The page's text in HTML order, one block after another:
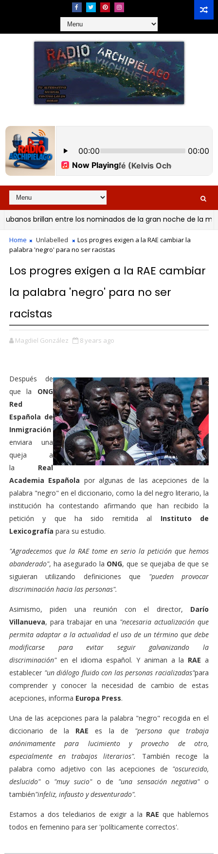
brillan entre los nominados de la gran noche de la
Home Unlabelled
Los progres exigen a la RAE cambiar la
palabra 'negro' para no ser racistas
Los progres exigen a la RAE cambiar
la palabra 'negro' para no ser
racistas
Magdiel González 8 years ago
Después de
que la ONG
Red
Española de
Inmigración
enviara una
queja a
la Real
Academia Española por algunas de las acepciones de la
palabra "negro" en el diccionario, como la del negro literario, la
institución ha contestando afirmando que han recibido la
petición y que ha sido remitida al Instituto de
Lexicografía para su estudio.
"Agradecemos que la RAE tome en serio la petición que hemos
abanderado", ha asegurado la ONG, que se quejaba de que se
siguieran utilizando definiciones que "pueden provocar
discriminación hacia las personas".
Asimismo, piden una reunión con el director, Darío
Villanueva, para trabajar en una "necesaria actualización que
permita adaptar a la actualidad el uso de un término que debe
modificarse para evitar seguir galvanizando la
discriminación"en el idioma español. Y animan a la RAE a
establecer "un diálogo fluido con las personas racializadas"para
comprender y conocer la necesidad de cambio de estas
acepciones, informa Europa Press.
Una de las acepciones para la palabra "negro" recogida en el
diccionario de la RAE es la de "persona que trabaja
anónimamente para lucimiento y provecho de otro,
especialmente en trabajos literarios".
También recoge la
palabra como adjetivo con las acepciones de "oscurecido,
deslucido"o "muy sucio"o de "una sensación negativa"o
también"infeliz, infausto y desventurado".
Estamos a dos telediarios de exigir a la RAE que hablemos
todos en femenino para ser 'políticamente correctos'.